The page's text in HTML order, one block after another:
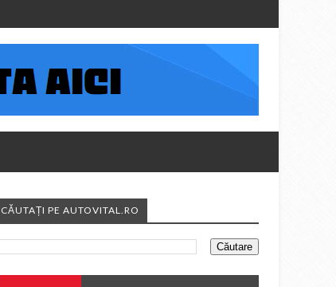
CĂUTAȚI PE AUTOVITAL.RO